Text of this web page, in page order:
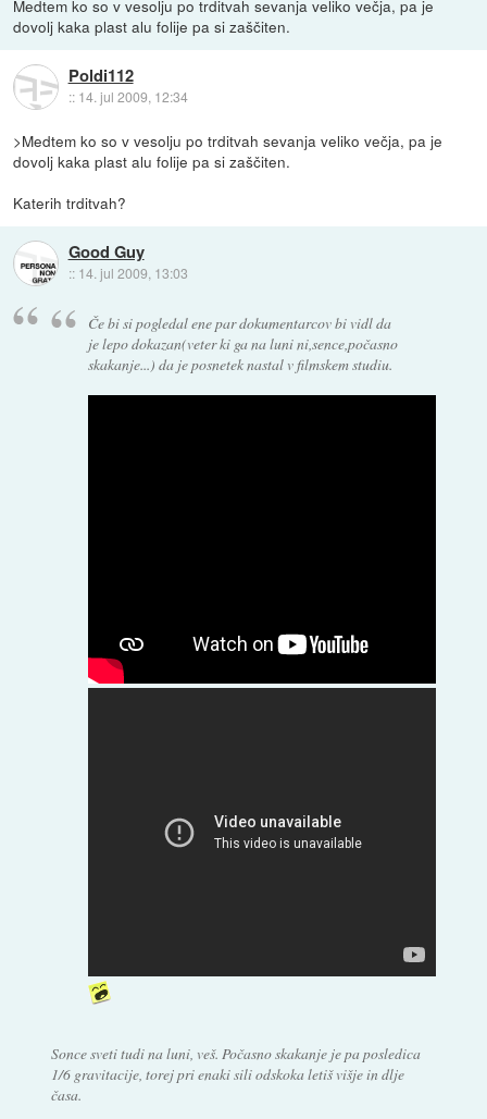
Medtem ko so v vesolju po trditvah sevanja veliko večja, pa je
dovolj kaka plast alu folije pa si zaščiten.
Poldi112
:: 14. jul 2009, 12:34
>Medtem ko so v vesolju po trditvah sevanja veliko večja, pa je
dovolj kaka plast alu folije pa si zaščiten.
Katerih trditvah?
Good Guy
:: 14. jul 2009, 13:03
Če bi si pogledal ene par dokumentarcov bi vidl da
je lepo dokazan(veter ki ga na luni ni,sence,počasno
skakanje...) da je posnetek nastal v filmskem studiu.
Sonce sveti tudi na luni, veš. Počasno skakanje je pa posledica
1/6 gravitacije, torej pri enaki sili odskoka letiš višje in dlje
časa.